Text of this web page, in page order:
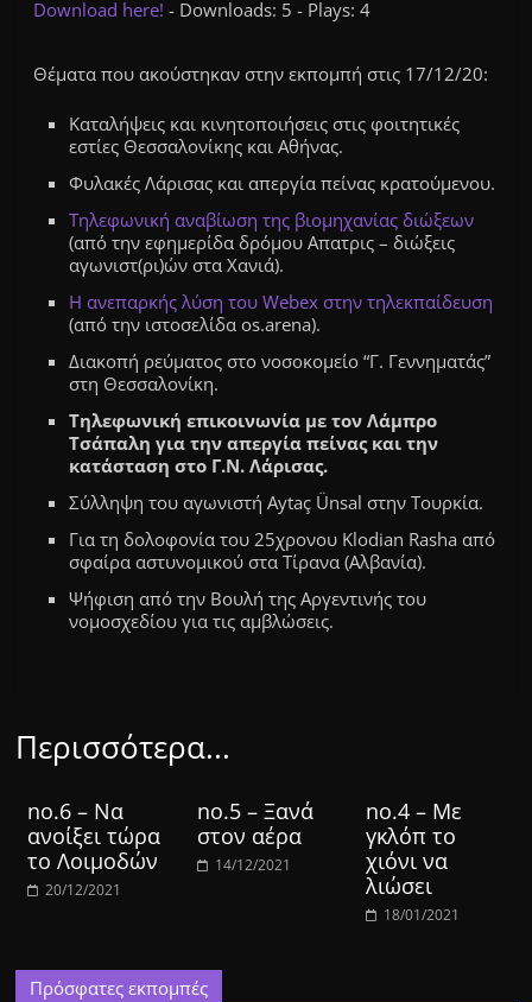
Download here!- Downloads: 5 - Plays: 4
Θέματα που ακούστηκαν στην εκπομπή στις 17/12/20:
Καταλήψεις και κινητοποιήσεις στις φοιτητικές
εστίες Θεσσαλονίκης και Αθήνας.
Φυλακές Λάρισας και απεργία πείνας κρατούμενου.
Τηλεφωνική αναβίωση της βιομηχανίας διώξεων
(από την εφημερίδα δρόμου Απατρις – διώξεις
αγωνιστ(ρι)ών στα Χανιά).
Η ανεπαρκής λύση του Webex στην τηλεκπαίδευση
(από την ιστοσελίδα os.arena).
Διακοπή ρεύματος στο νοσοκομείο “Γ. Γεννηματάς”
στη Θεσσαλονίκη.
Τηλεφωνική επικοινωνία με τον Λάμπρο
Τσάπαλη για την απεργία πείνας και την
κατάσταση στο Γ.Ν. Λάρισας.
Σύλληψη του αγωνιστή Aytaç Ünsal στην Τουρκία.
Για τη δολοφονία του 25χρονου Klodian Rasha από
σφαίρα αστυνομικού στα Τίρανα (Αλβανία).
Ψήφιση από την Βουλή της Αργεντινής του
νομοσχεδίου για τις αμβλώσεις.
Περισσότερα...
no.6 – Να
ανοίξει τώρα
το Λοιμοδών
20/12/2021
no.5 – Ξανά
στον αέρα
14/12/2021
no.4 – Με
γκλόπ το
χιόνι να
λιώσει
18/01/2021
Πρόσφατες εκπομπές